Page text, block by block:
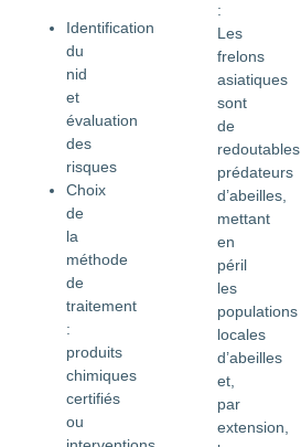
Identification
du
nid
et
évaluation
des
risques
Choix
de
la
méthode
de
traitement
:
produits
chimiques
certifiés
ou
:
Les
frelons
asiatiques
sont
de
redoutables
prédateurs
d’abeilles,
mettant
en
péril
les
populations
locales
d’abeilles
et,
par
extension,